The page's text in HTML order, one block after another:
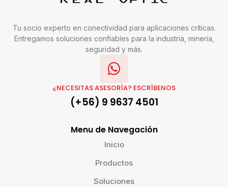
Tu socio experto en conectividad para aplicaciones críticas.
Entregamos soluciones confiables para la industria, minería,
seguridad y más.
¿NECESITAS ASESORÍA? ESCRÍBENOS
(+56) 9 9637 4501
Menu de Navegación
Inicio
Productos
Soluciones